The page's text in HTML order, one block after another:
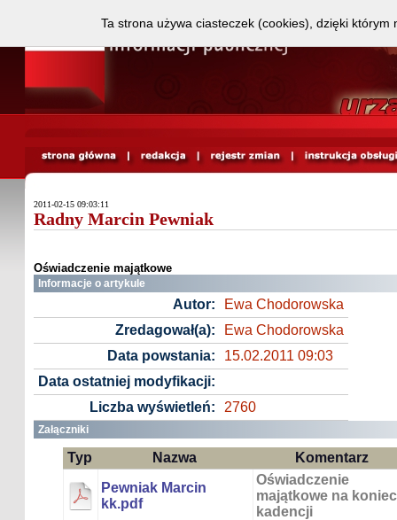
2011-02-15 09:03:11
Radny Marcin Pewniak
Oświadczenie majątkowe
Informacje o artykule
Autor:
Ewa Chodorowska
Zredagował(a):
Ewa Chodorowska
Data powstania:
15.02.2011 09:03
Data ostatniej modyfikacji:
Liczba wyświetleń:
2760
Załączniki
Typ Nazwa
Komentarz
Pewniak Marcin
kk.pdf
Oświadczenie
majątkowe na koniec
kadencji
Ta strona używa ciasteczek (cookies), dzięki którym